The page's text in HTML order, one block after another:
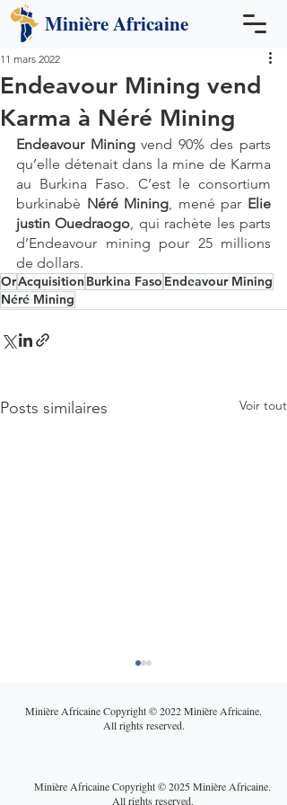
MinièreAfricaine
Endeavour Mining vend
Karma à Néré Mining
11 mars 2022
Endeavour Mining vend 90% des parts
qu’elle détenait dans la mine de Karma
au Burkina Faso. C’est le consortium
burkinabè Néré Mining, mené par Elie
justin Ouedraogo, qui rachète les parts
d’Endeavour mining pour 25 millions
de dollars.
OrAcquisition Burkina Faso Endeavour Mining
Néré Mining
Posts similaires Voir tout
Minière Africaine Copyright © 2022 Minière Africaine.
All rights reserved.
Minière Africaine Copyright © 2025 Minière Africaine.
All rights reserved.